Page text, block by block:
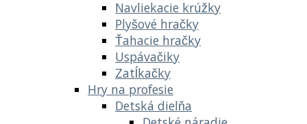
Navliekacie krúžky
Plyšové hračky
Ťahacie hračky
Uspávačiky
Zatĺkačky
Hry na profesie
Detská dielňa